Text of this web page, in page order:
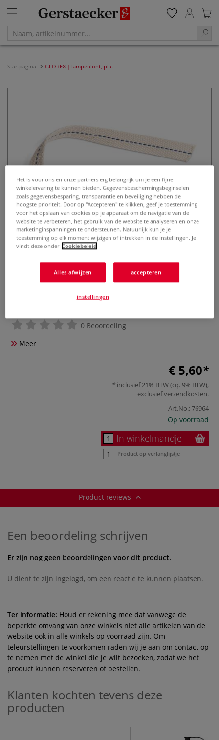
Startpagina GLOREX | lampenlont, plat
GLOREX | lampenlont, plat
0 Beoordeling
Meer
€ 5,60
inclusief 21% BTW (cq. 9% BTW),
exclusiefverzendkosten.
Art.No.:76964
Op voorraad
In winkelmandje
Product op verlanglijstje
Product reviews
Een beoordeling schrijven
Er zijn nog geen beoordelingen voor dit product.
U dient te zijn ingelogd, om een reactie te kunnen plaatsen.
Ter informatie: Houd er rekening mee dat vanwege de
beperkte omvang van onze winkels niet alle artikelen van de
website ook in alle winkels op voorraad zijn. Om
teleurstellingen te voorkomen raden wij je aan om contact op
te nemen met de winkel die je wilt bezoeken, zodat we het
product kunnen reserveren of bestellen.
Klanten kochten tevens deze
producten
Het is voor ons en onze partners erg belangrijk om je een fijne
winkelervaring te kunnen bieden. Gegevensbeschermingsbeginselen
zoals gegevensbesparing, transparantie en beveiliging hebben de
hoogste prioriteit. Door op "Accepteren" te klikken, geef je toestemming
voor het opslaan van cookies op je apparaat om de navigatie van de
website te verbeteren, het gebruik van de website te analyseren en onze
marketinginspanningen te ondersteunen. Natuurlijk kun je je
toestemming op elk moment wijzigen of intrekken in de instellingen. Je
vindt deze onder Cookiebeleid
Alles afwijzen accepteren
instellingen